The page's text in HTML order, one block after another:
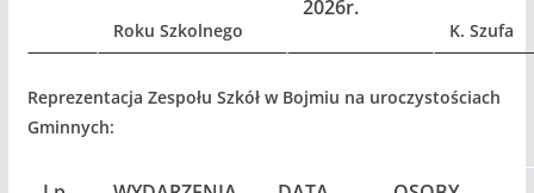
Roku Szkolnego
2026r.
K. Szufa
Reprezentacja Zespołu Szkół w Bojmiu na uroczystościach
Gminnych: